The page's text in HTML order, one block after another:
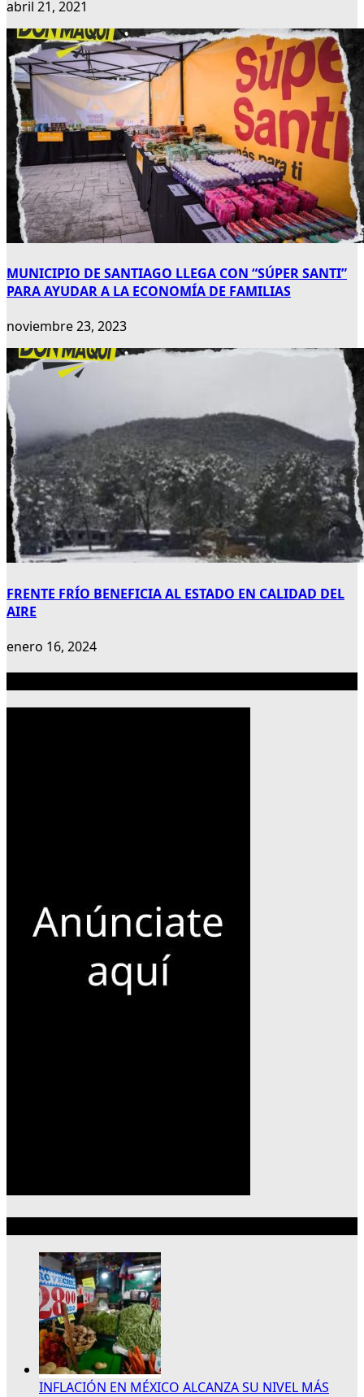
abril 21, 2021
MUNICIPIO DE SANTIAGO LLEGA CON “SÚPER SANTI”
PARA AYUDAR A LA ECONOMÍA DE FAMILIAS
noviembre 23, 2023
FRENTE FRÍO BENEFICIA AL ESTADO EN CALIDAD DEL
AIRE
enero 16, 2024
INFLACIÓN EN MÉXICO ALCANZA SU NIVEL MÁS